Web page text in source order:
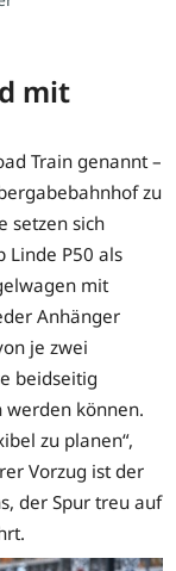
mit
Train genannt –
zu
setzen sich
Linde P50 als
mit
Anhänger
je zwei
beidseitig
werden können.
zu planen“,
Vorzug ist der
der Spur treu auf